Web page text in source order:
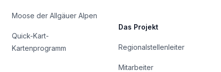
Moose der Allgäuer Alpen
Quick-Kart-
Kartenprogramm
Das Projekt
Regionalstellenleiter
Mitarbeiter